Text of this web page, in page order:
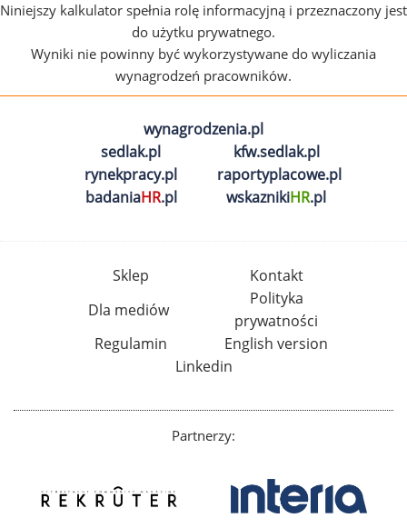
Niniejszy kalkulator spełnia rolę informacyjną i przeznaczony jest
do użytku prywatnego.
Wyniki nie powinny być wykorzystywane do wyliczania
wynagrodzeń pracowników.
wynagrodzenia.pl
sedlak.pl
kfw.sedlak.pl
rynekpracy.pl
raportyplacowe.pl
badaniaHR.pl wskaznikiHR.pl
Sklep
Kontakt
Dla mediów
Polityka
prywatności
Regulamin
English version
Linkedin
Partnerzy: